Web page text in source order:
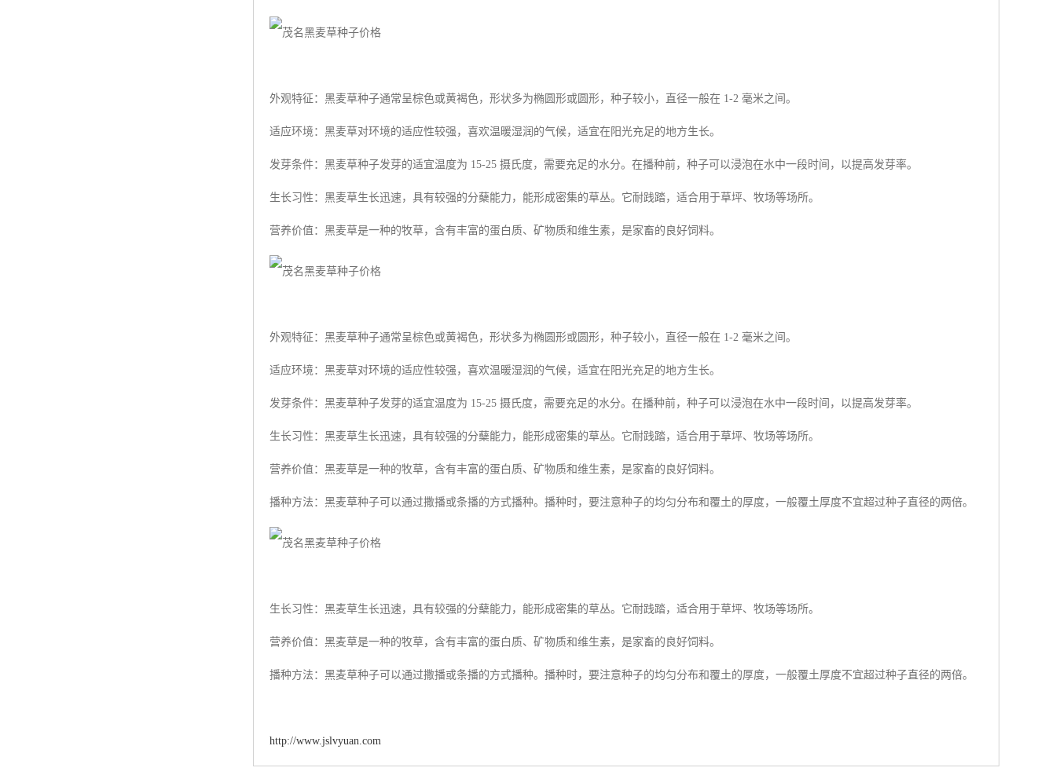
外观特征：黑麦草种子通常呈棕色或黄褐色，形状多为椭圆形或圆形，种子较小，直径一般在 1-2 毫米之间。
适应环境：黑麦草对环境的适应性较强，喜欢温暖湿润的气候，适宜在阳光充足的地方生长。
发芽条件：黑麦草种子发芽的适宜温度为 15-25 摄氏度，需要充足的水分。在播种前，种子可以浸泡在水中一段时间，以提高发芽率。
生长习性：黑麦草生长迅速，具有较强的分蘖能力，能形成密集的草丛。它耐践踏，适合用于草坪、牧场等场所。
营养价值：黑麦草是一种的牧草，含有丰富的蛋白质、矿物质和维生素，是家畜的良好饲料。
外观特征：黑麦草种子通常呈棕色或黄褐色，形状多为椭圆形或圆形，种子较小，直径一般在 1-2 毫米之间。
适应环境：黑麦草对环境的适应性较强，喜欢温暖湿润的气候，适宜在阳光充足的地方生长。
发芽条件：黑麦草种子发芽的适宜温度为 15-25 摄氏度，需要充足的水分。在播种前，种子可以浸泡在水中一段时间，以提高发芽率。
生长习性：黑麦草生长迅速，具有较强的分蘖能力，能形成密集的草丛。它耐践踏，适合用于草坪、牧场等场所。
营养价值：黑麦草是一种的牧草，含有丰富的蛋白质、矿物质和维生素，是家畜的良好饲料。
播种方法：黑麦草种子可以通过撒播或条播的方式播种。播种时，要注意种子的均匀分布和覆土的厚度，一般覆土厚度不宜超过种子直径的两倍。
生长习性：黑麦草生长迅速，具有较强的分蘖能力，能形成密集的草丛。它耐践踏，适合用于草坪、牧场等场所。
营养价值：黑麦草是一种的牧草，含有丰富的蛋白质、矿物质和维生素，是家畜的良好饲料。
播种方法：黑麦草种子可以通过撒播或条播的方式播种。播种时，要注意种子的均匀分布和覆土的厚度，一般覆土厚度不宜超过种子直径的两倍。
http://www.jslvyuan.com